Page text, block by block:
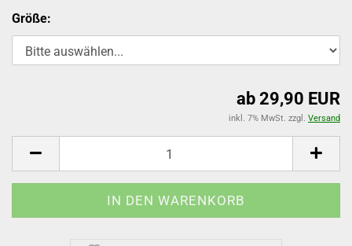
Größe:
ab 29,90 EUR
inkl. 7% MwSt. zzgl. Versand